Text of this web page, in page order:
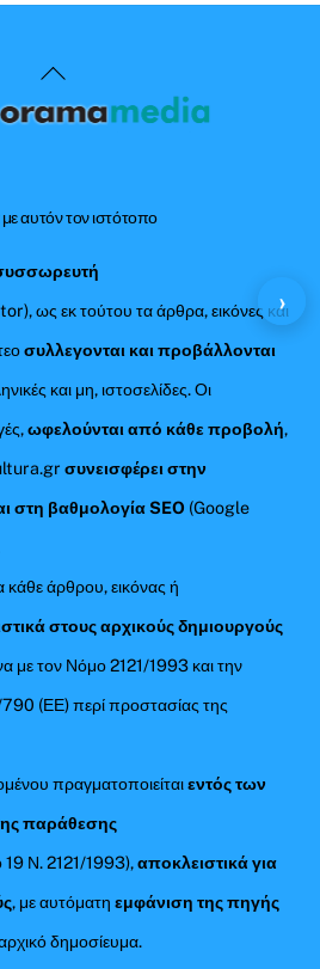
Back
To
με αυτόν τον ιστότοπο
ως εκ τούτου τα άρθρα, εικόνες και
συλλεγονται και προβάλλονται
και μη, ιστοσελίδες. Οι
ωφελούνται από κάθε προβολή,
συνεισφέρει στην
στη βαθμολογία SEO (Google
κάθε άρθρου, εικόνας ή
στους αρχικούς δημιουργούς
με τον Νόμο 2121/1993 και την
(ΕΕ) περί προστασίας της
πραγματοποιείταιεντός των
παράθεσης
19 Ν. 2121/1993),αποκλειστικά για
, με αυτόματηεμφάνιση της πηγής
δημοσίευμα.
›